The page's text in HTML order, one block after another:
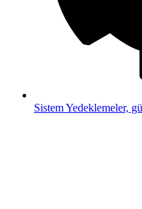
SistemYedeklemeler,